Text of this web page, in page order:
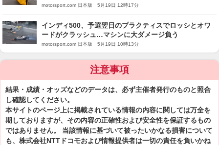
motorsport.com 日本版 5月19日 12時17分
インディ500、予選翌日のプラクティスでロッシとオワ
ードがクラッシュ…マシンに大ダメージ負う
motorsport.com 日本版 5月19日 10時13分
注意事項
結果・成績・オッズなどのデータは、必ず主催者発行のものと照合
し確認してください。
本サイトのページ上に掲載されている情報の内容に関しては万全を
期しておりますが、その内容の正確性および安全性を保証するもの
ではありません。 当該情報に基づいて被ったいかなる損害について
も、株式会社NTTドコモおよび情報提供者は一切の責任を負いかね